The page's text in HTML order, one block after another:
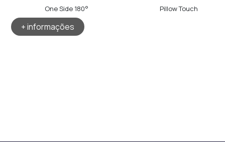
One Side 180°
Pillow Touch
+ informações